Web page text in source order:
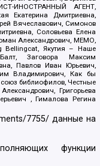
ИНОСТРАННЫЙ АГЕНТ,
Екатерина Дмитриевна,
Вячеславович, Симонов
Соловьева Елена
Александрович, МЕМО,
Bellingcat, Якутия – Наше
Заговора Максим
Павлов Иван Юрьевич,
Владимирович, Как бы
союз библиофилов, Честные
Григорьева
, Гималова Регина
7755/ данные на
функции